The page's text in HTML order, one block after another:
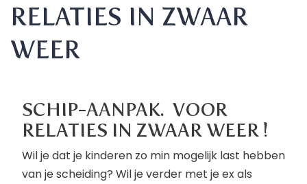
RELATIES IN ZWAAR
WEER
SCHIP-AANPAK. VOOR
RELATIES IN ZWAAR WEER !
Wil je dat je kinderen zo min mogelijk last hebben
van je scheiding? Wil je verder met je ex als